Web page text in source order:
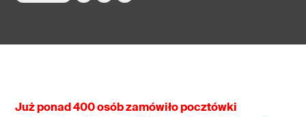
Już ponad 400 osób zamówiło pocztówki